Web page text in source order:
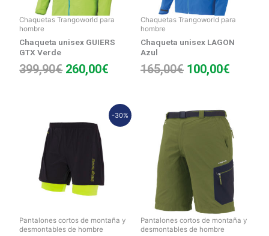
Chaquetas Trangoworld para
hombre
Chaqueta unisex GUIERS
GTX Verde
399,90€ 260,00€
Chaquetas Trangoworld para
hombre
Chaqueta unisex LAGON
Azul
165,00€ 100,00€
-30%
Pantalones cortos de montaña y
desmontables de hombre
76,90€.
precio
actual
es:
53,80€.
Pantalones cortos de montaña y
desmontables de hombre